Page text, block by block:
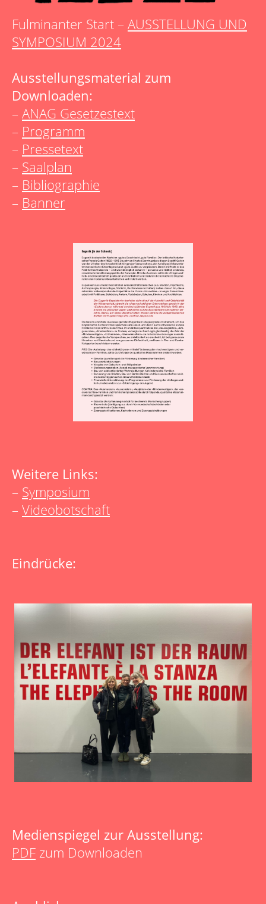
Fulminanter Start – AUSSTELLUNG UND
SYMPOSIUM 2024
Ausstellungsmaterial zum
Downloaden:
– ANAG Gesetzestext
– Programm
– Pressetext
– Saalplan
– Bibliographie
– Banner
Weitere Links:
– Symposium
– Videobotschaft
Eindrücke:
Medienspiegel zur Ausstellung:
PDF zum Downloaden